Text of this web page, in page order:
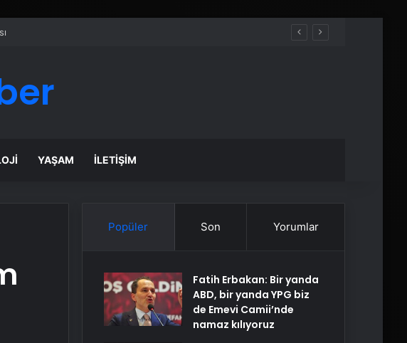
YAŞAM İLETIŞIM
Popüler Son Yorumlar
Fatih Erbakan: Bir yanda
ABD, bir yanda YPG biz
de Emevi Camii’nde
namaz kılıyoruz